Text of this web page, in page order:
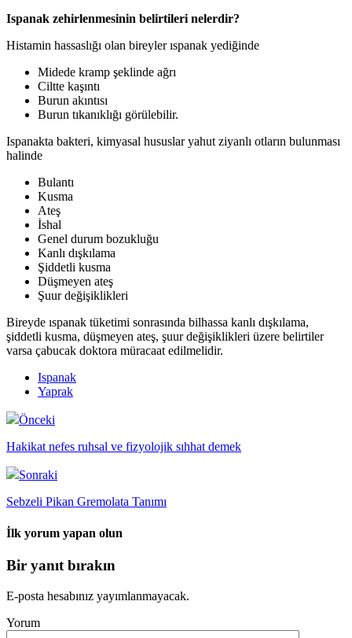
Ispanak zehirlenmesinin belirtileri nelerdir?
Histamin hassaslığı olan bireyler ıspanak yediğinde
Midede kramp şeklinde ağrı
Ciltte kaşıntı
Burun akıntısı
Burun tıkanıklığı görülebilir.
Ispanakta bakteri, kimyasal hususlar yahut ziyanlı otların bulunması
halinde
Bulantı
Kusma
Ateş
İshal
Genel durum bozukluğu
Kanlı dışkılama
Şiddetli kusma
Düşmeyen ateş
Şuur değişiklikleri
Bireyde ıspanak tüketimi sonrasında bilhassa kanlı dışkılama,
şiddetli kusma, düşmeyen ateş, şuur değişiklikleri üzere belirtiler
varsa çabucak doktora müracaat edilmelidir.
Ispanak
Yaprak
Önceki
Hakikat nefes ruhsal ve fizyolojik sıhhat demek
Sonraki
Sebzeli Pikan Gremolata Tanımı
İlk yorum yapan olun
Bir yanıt bırakın
E-posta hesabınız yayımlanmayacak.
Yorum